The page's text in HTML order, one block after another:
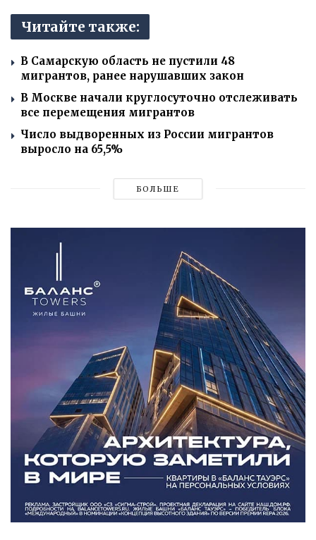
Читайте также:
В Самарскую область не пустили 48
мигрантов, ранее нарушавших закон
В Москве начали круглосуточно отслеживать
все перемещения мигрантов
Число выдворенных из России мигрантов
выросло на 65,5%
БОЛЬШЕ